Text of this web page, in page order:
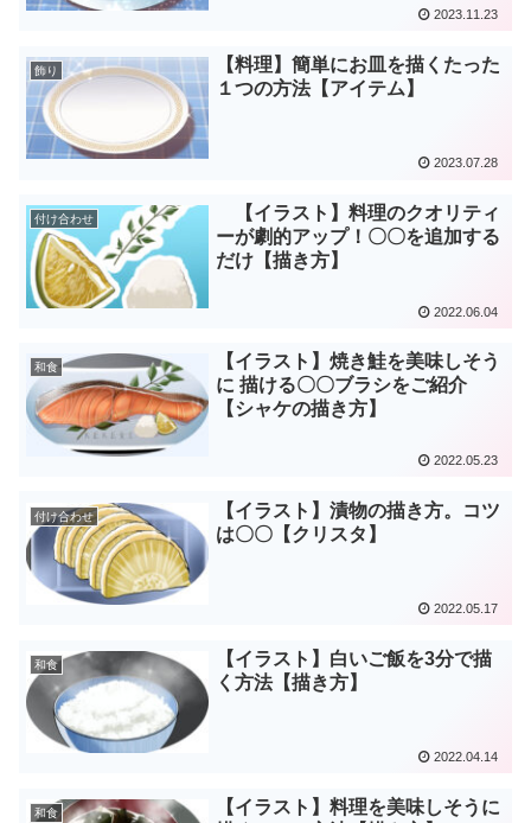
2023.11.23
飾り
【料理】簡単にお皿を描くたった
１つの方法【アイテム】
2023.07.28
付け合わせ
【イラスト】料理のクオリティ
ーが劇的アップ！〇〇を追加する
だけ【描き方】
2022.06.04
和食
【イラスト】焼き鮭を美味しそう
に 描ける〇〇ブラシをご紹介
【シャケの描き方】
2022.05.23
付け合わせ
【イラスト】漬物の描き方。コツ
は〇〇【クリスタ】
2022.05.17
和食
【イラスト】白いご飯を3分で描
く方法【描き方】
2022.04.14
和食
【イラスト】料理を美味しそうに